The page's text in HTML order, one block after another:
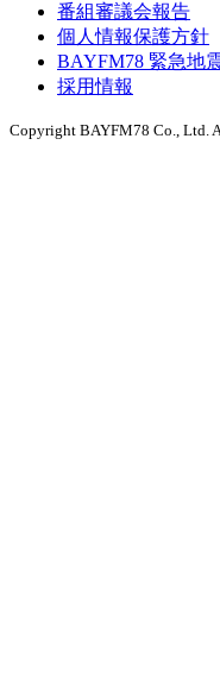
番組審議会報告
個人情報保護方針
BAYFM78 緊急地
採用情報
Copyright BAYFM78 Co., Ltd.